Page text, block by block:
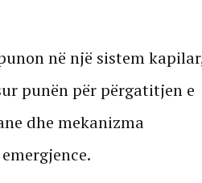
në një sistem
punën për përgatitjen e
dhe mekanizma